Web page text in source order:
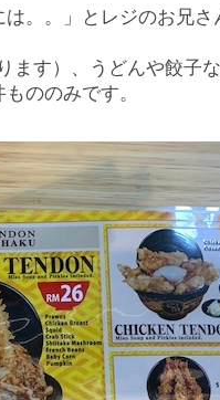
。。」とレジのお兄さ
す）、うどんや餃子
ののみです。